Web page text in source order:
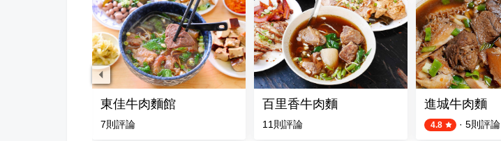
東佳牛肉麵館
7則評論
百里香牛肉麵
11 則評論
進城牛肉麵
4.8 · 5則評論